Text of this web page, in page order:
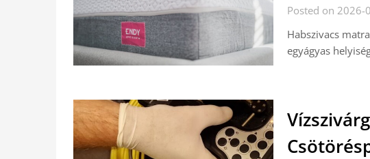
Posted on 2026-
Habszivacs
egyágyas